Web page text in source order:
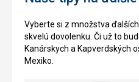
Vyberte si z množstva
skvelú dovolenku. Či už to
Kanárskych a Kapverdských
Mexiko.